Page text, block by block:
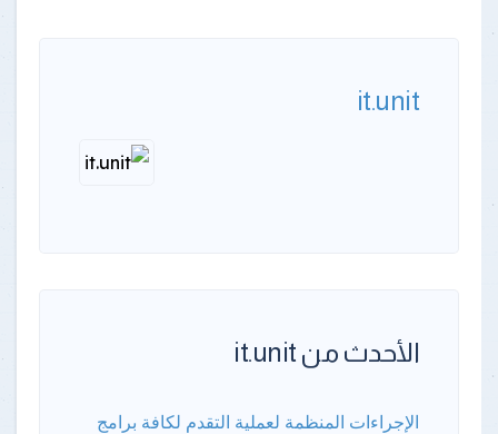
it.unit
الأحدث من it.unit
الإجراءات المنظمة لعملية التقدم لكافة برامج